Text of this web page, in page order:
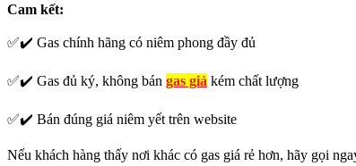
Cam kết:
✅✔️ Gas chính hãng có niêm phong đầy đủ
✅✔️ Gas đủ ký, không bán gas giả kém chất lượng
✅✔️ Bán đúng giá niêm yết trên website
Nếu khách hàng thấy nơi khác có gas giá rẻ hơn, hãy gọi